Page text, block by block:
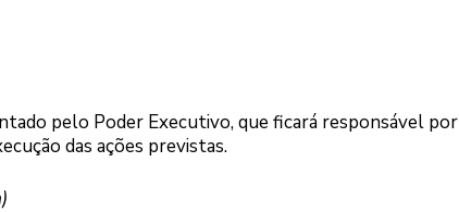
pelo Poder Executivo, que ficará responsável
das ações previstas.